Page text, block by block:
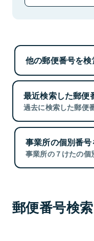
他の郵便番号を検
最近検索した郵便
過去に検索した郵便
事業所の個別番
事業所の７けたの個
郵便番号検